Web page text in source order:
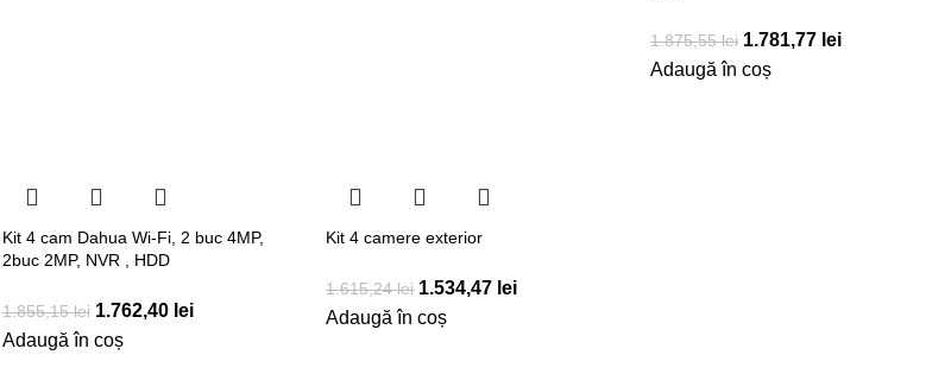
Kit 4 cam Dahua Wi-Fi, 2 buc 4MP,
2buc 2MP, NVR , HDD
1.855,15lei 1.762,40 lei
Adaugă în coș
Kit 4 camere exterior
1.615,24lei 1.534,47 lei
Adaugă în coș
1.875,55lei 1.781,77 lei
Adaugă în coș